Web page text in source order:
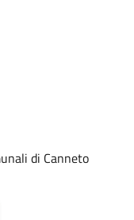
di Canneto